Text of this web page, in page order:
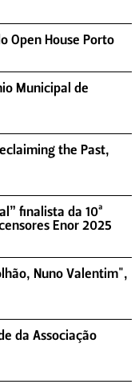
Open House Porto
Municipal de
the Past,
finalista da 10ª
Enor 2025
Nuno Valentim",
da Associação